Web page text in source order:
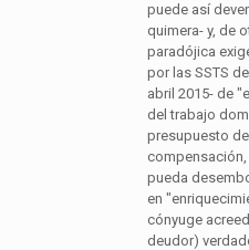
puede así
quimera- y, de
paradójica
por las SSTS
abril 2015- de
del trabajo
presupuesto
compensación,
pueda
en
cónyuge
deudor)